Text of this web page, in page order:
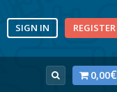
SIGN IN REGISTER
0,00€